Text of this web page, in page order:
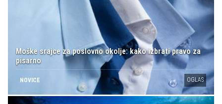
Moške srajce za poslovno okolje: kako izbrati pravo za
pisarno
NOVICE OGLAS